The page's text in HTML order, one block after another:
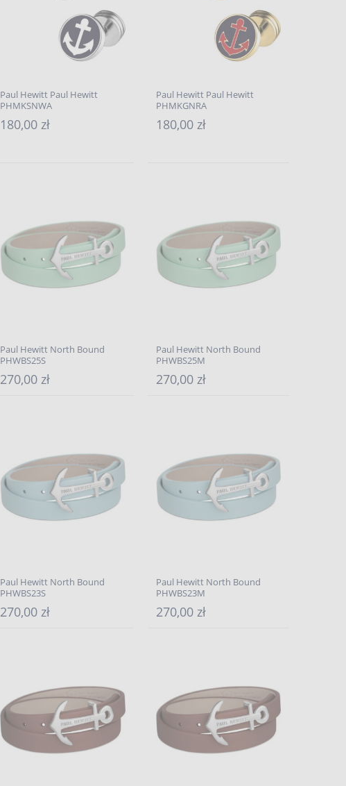
Paul Hewitt Paul Hewitt
PHMKSNWA
180,00 zł
Paul Hewitt Paul Hewitt
PHMKGNRA
180,00 zł
Paul Hewitt North Bound
PHWBS25S
270,00 zł
Paul Hewitt North Bound
PHWBS25M
270,00 zł
Paul Hewitt North Bound
PHWBS23S
270,00 zł
Paul Hewitt North Bound
PHWBS23M
270,00 zł